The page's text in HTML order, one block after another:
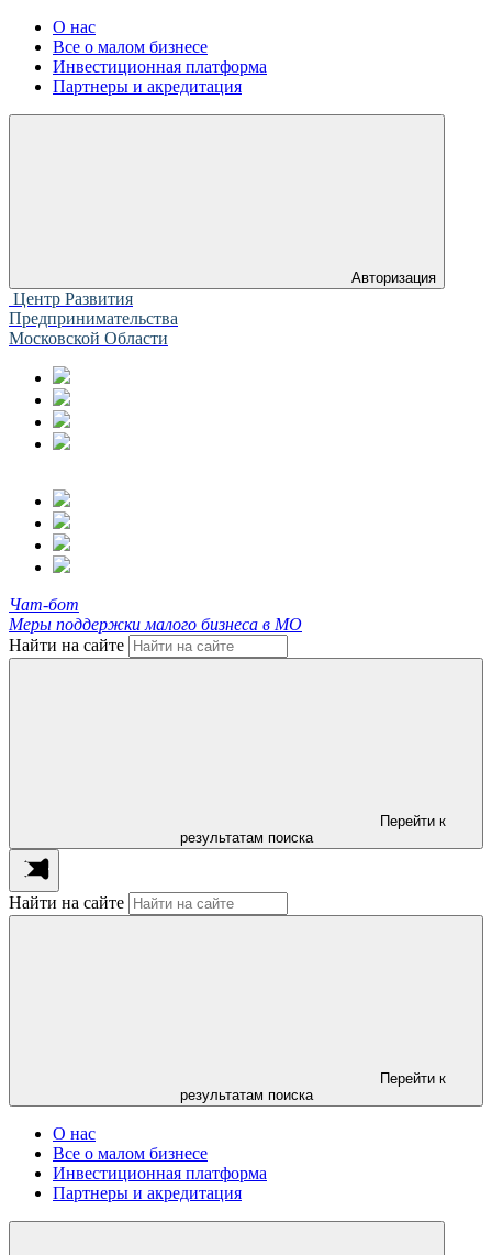
О нас
Все о малом бизнесе
Инвестиционная платформа
Партнеры и акредитация
Авторизация
Центр Развития
Предпринимательства
Московской Области
Чат-бот
Меры поддержки малого бизнеса в МО
Найти на сайте
Перейти к
результатам поиска
Найти на сайте
Перейти к
результатам поиска
О нас
Все о малом бизнесе
Инвестиционная платформа
Партнеры и акредитация